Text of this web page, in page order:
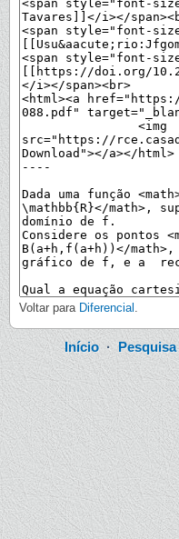
Voltar para Diferencial .
Início·Pesquisa